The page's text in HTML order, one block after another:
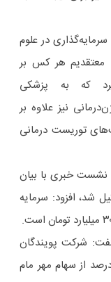
در علوم
معتقدیم هر کس بر
که به پزشکی
نیز علاوه بر
توریست درمانی
نشست خبری با بیان
تشکیل شد، افزود: سرمایه
شرکت پویندگان
شرکت خانوادگی ماست که ۴۶ درصد از سهام مهر مام